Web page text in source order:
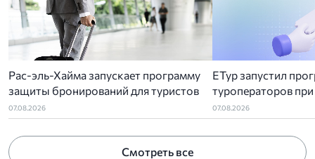
Рас-эль-Хайма запускает программу
защиты бронирований для туристов
07.08.2026
ЕТур запустил
туроператоров
ГИС ЭП
07.08.2026
Смотреть все